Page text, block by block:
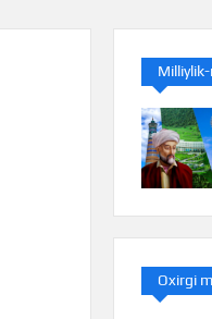
Oxirgi